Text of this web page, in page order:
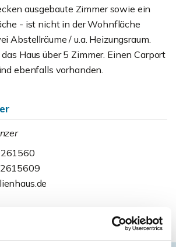
ausgebaute Zimmer sowie ein
- ist nicht in der Wohnfläche
Abstellräume / u.a. Heizungsraum.
Haus über 5 Zimmer. Einen Carport
ebenfalls vorhanden.